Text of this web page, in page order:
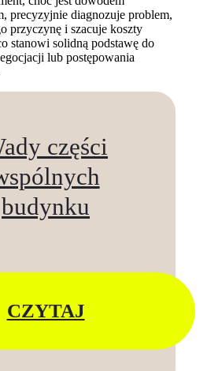
precyzyjnie diagnozuje problem,
przyczynę i szacuje koszty
stanowi solidną podstawę do
lub postępowania
części
budynku
CZYTAJ